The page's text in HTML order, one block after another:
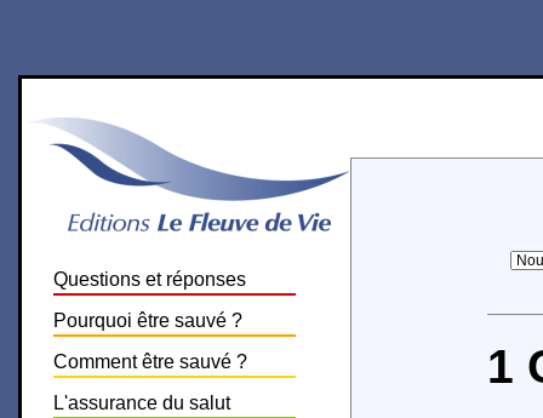
Questions et réponses
Pourquoi être sauvé ?
Comment être sauvé ?
L'assurance du salut
1